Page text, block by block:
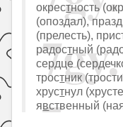
окрестность
(опоздал), празд
(прелесть),
радостный
сердце
тростник
хрустнул
явственный